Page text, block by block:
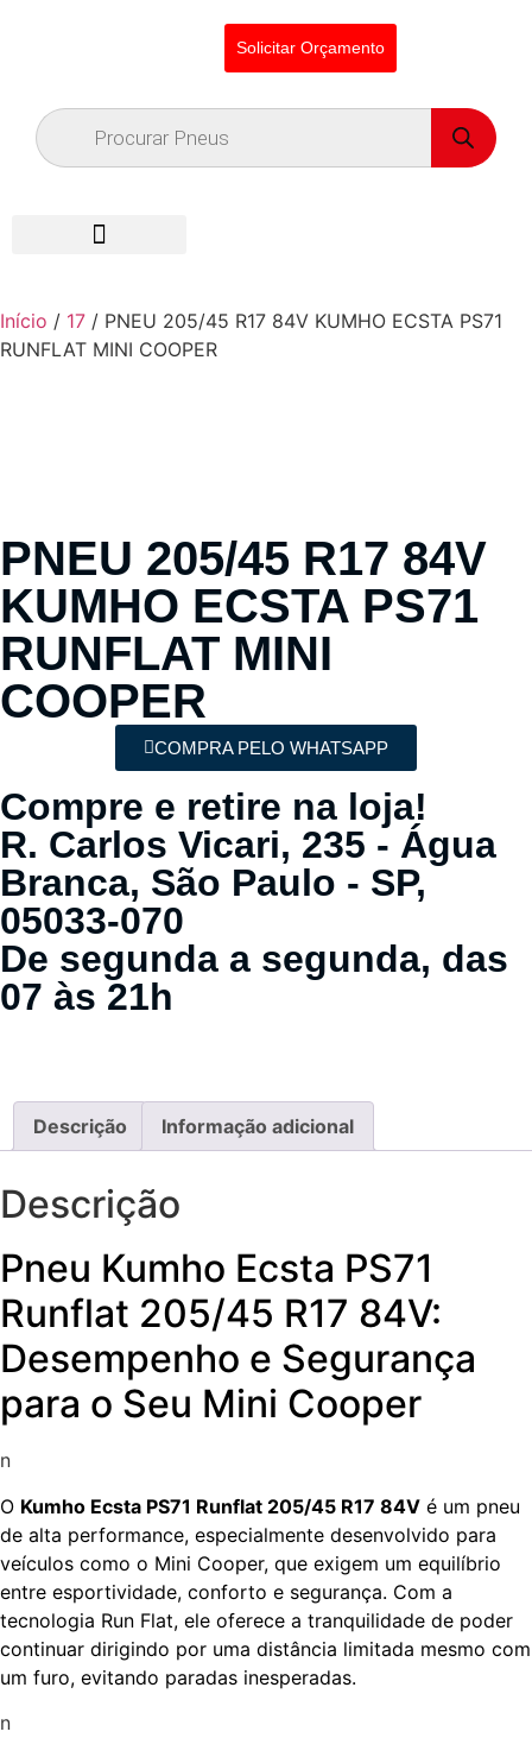
Solicitar Orçamento
Início / 17 / PNEU 205/45 R17 84V KUMHO ECSTA PS71
RUNFLAT MINI COOPER
PNEU 205/45 R17 84V
KUMHO ECSTA PS71
RUNFLAT MINI
COOPER
COMPRA PELO WHATSAPP
Compre e retire na loja!
R. Carlos Vicari, 235 - Água
Branca, São Paulo - SP,
05033-070
De segunda a segunda, das
07 às 21h
Descrição Informação adicional
Descrição
Pneu Kumho Ecsta PS71
Runflat 205/45 R17 84V:
Desempenho e Segurança
para o Seu Mini Cooper
n
O Kumho Ecsta PS71 Runflat 205/45 R17 84V é um pneu
de alta performance, especialmente desenvolvido para
veículos como o Mini Cooper, que exigem um equilíbrio
entre esportividade, conforto e segurança. Com a
tecnologia Run Flat, ele oferece a tranquilidade de poder
continuar dirigindo por uma distância limitada mesmo com
um furo, evitando paradas inesperadas.
n